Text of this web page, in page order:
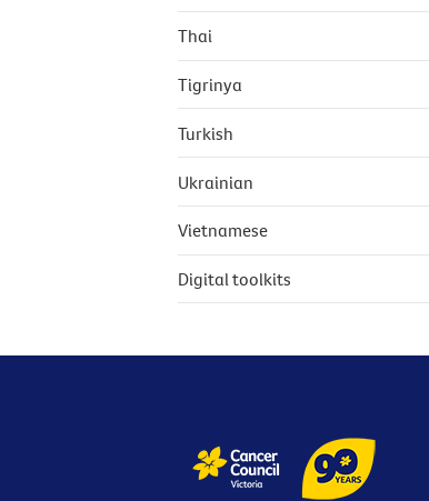
Thai
Tigrinya
Turkish
Ukrainian
Vietnamese
Digital toolkits